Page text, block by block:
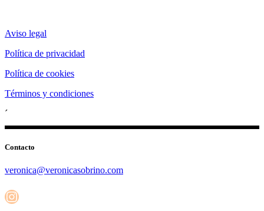
Aviso legal
Política de privacidad
Política de cookies
Términos y condiciones
´
Contacto
veronica@veronicasobrino.com
Instagram